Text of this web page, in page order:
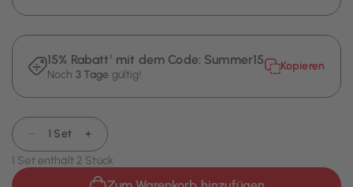
15% Rabatt¹ mit dem Code: Summer15
Noch 3 Tage gültig!
Kopieren
1 Set
+
1 Set enthält 2 Stück